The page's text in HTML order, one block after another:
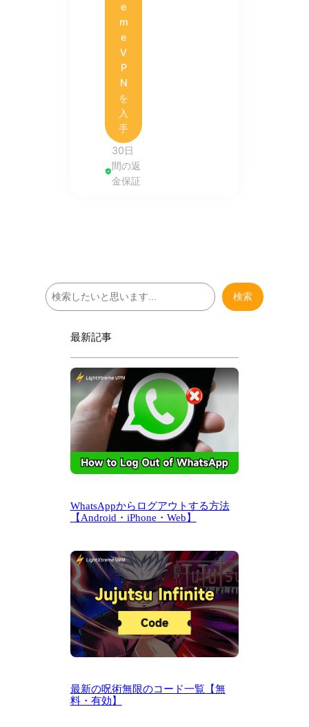
e
m
e
V
P
N
を
入
手
30日
間の返
金保証
検
索
検索
最新記事
WhatsAppからログアウトする方法
【Android・iPhone・Web】
最新の呪術無限のコード一覧【無
料・有効】